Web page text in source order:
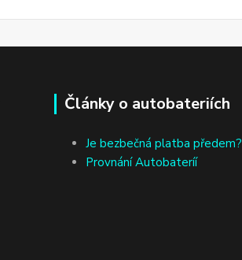
Články o autobateriích
Je bezbečná platba předem?
Provnání Autobateríí